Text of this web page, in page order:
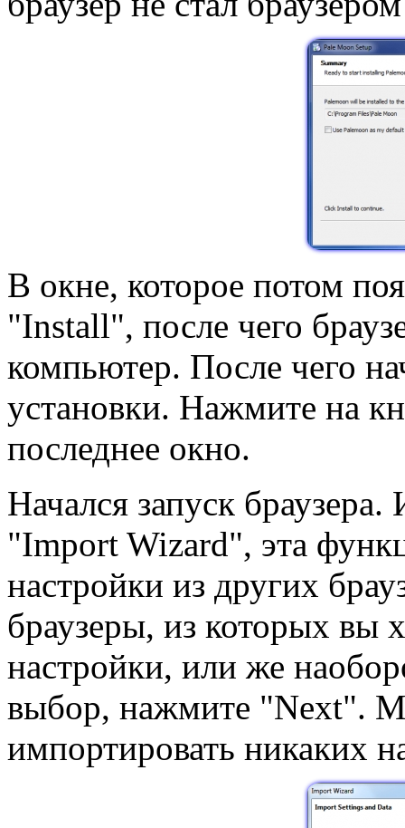
В окне, которое потом
"Install", после чего
компьютер. После чего
установки. Нажмите на
последнее окно.
Начался запуск
"Import Wizard", эта
настройки из других
браузеры, из которых вы
настройки, или же
выбор, нажмите "Next".
импортировать никаких